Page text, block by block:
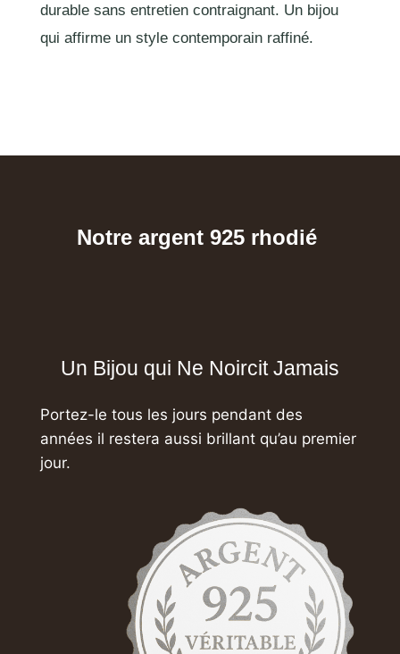
durable sans entretien contraignant. Un bijou
qui affirme un style contemporain raffiné.
Notre argent 925 rhodié
Un Bijou qui Ne Noircit Jamais
Portez-le tous les jours pendant des
années il restera aussi brillant qu’au premier
jour.